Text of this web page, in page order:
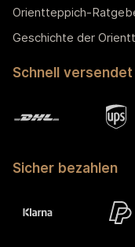
Orientteppich-
Geschichte der
Schnell versendet
Sicher bezahlen